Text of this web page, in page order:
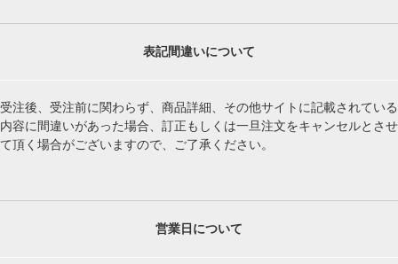
表記間違いについて
受注後、受注前に関わらず、商品詳細、その他サイトに記載されている
内容に間違いがあった場合、訂正もしくは一旦注文をキャンセルとさせ
て頂く場合がございますので、ご了承ください。
営業日について